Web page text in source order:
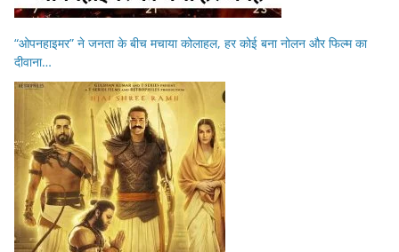
“ओपनहाइमर” ने जनता के बीच मचाया कोलाहल, हर कोई बना नोलन और फिल्म का
दीवाना…